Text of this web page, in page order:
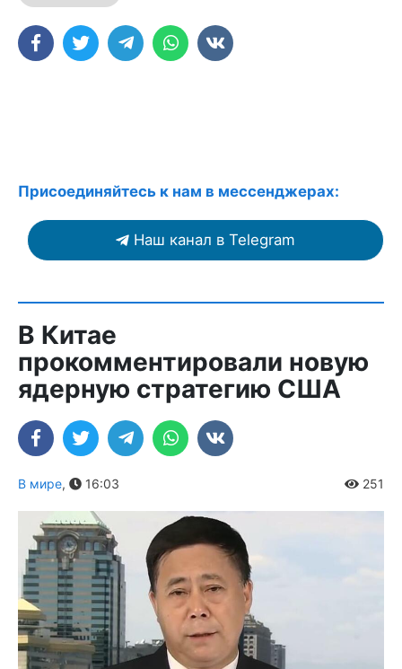
Присоединяйтесь к нам в мессенджерах:
Наш канал в Telegram
В Китае
прокомментировали новую
ядерную стратегию США
В мире, 16:03 251